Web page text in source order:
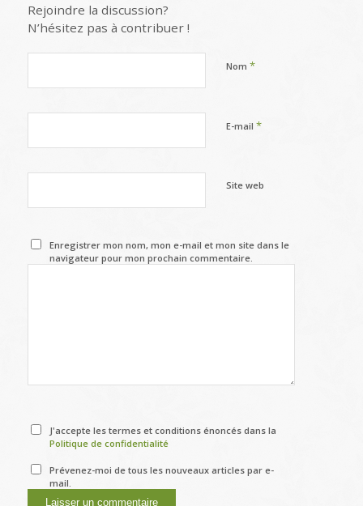
Rejoindre la discussion?
N’hésitez pas à contribuer !
Nom *
E-mail *
Site web
Enregistrer mon nom, mon e-mail et mon site dans le
navigateur pour mon prochain commentaire.
J'accepte les termes et conditions énoncés dans la
Politique de confidentialité
Prévenez-moi de tous les nouveaux articles par e-
mail.